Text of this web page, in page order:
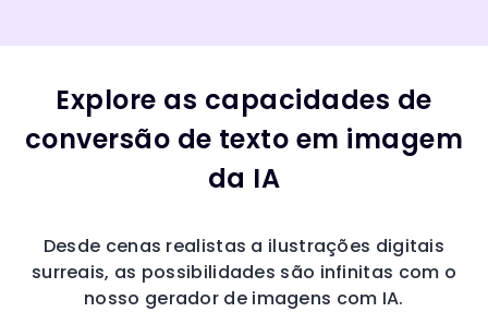
Explore as capacidades de
conversão de texto em imagem
da IA
Desde cenas realistas a ilustrações digitais
surreais, as possibilidades são infinitas com o
nosso gerador de imagens com IA.